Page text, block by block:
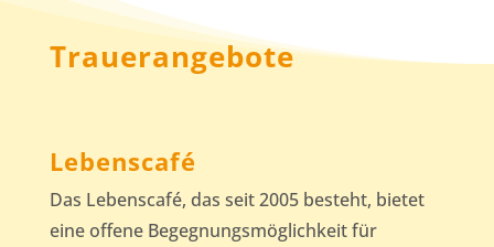
Trauerangebote
Lebenscafé
Das Lebenscafé, das seit 2005 besteht, bietet
eine offene Begegnungsmöglichkeit für